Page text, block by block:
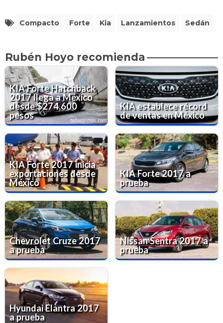
Compacto Forte Kia Lanzamientos Sedán
Rubén Hoyo recomienda
KIA Forte Hatchback
2017 llega a México
desde $274,600
pesos
KIA establece récord
de ventas en México
KIA Forte 2017 inicia
exportaciones desde
México
KIA Forte 2017 a
prueba
Chevrolet Cruze 2017
a prueba
Nissan Sentra 2017 a
prueba
Hyundai Elantra 2017
a prueba